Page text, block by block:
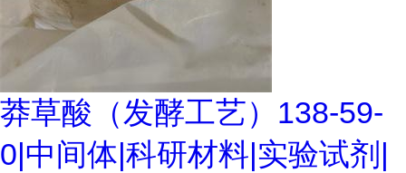
莽草酸（发酵工艺）138-59-
0|中间体|科研材料|实验试剂|